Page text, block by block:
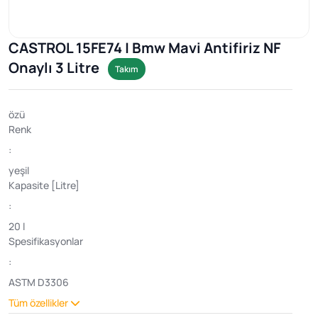
CASTROL 15FE74 | Bmw Mavi Antifiriz NF
Onaylı 3 Litre
Takım
özü
Renk
:
yeşil
Kapasite [Litre]
:
20 l
Spesifikasyonlar
:
ASTM D3306
Tüm özellikler